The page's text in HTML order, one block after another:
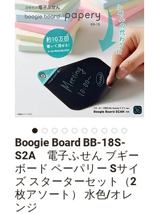
Boogie Board BB-18S-
S2A 電子ふせん ブギー
ボード ペーパリー Sサイ
ズ スターターセット（2
枚アソート） 水色/オレ
ンジ